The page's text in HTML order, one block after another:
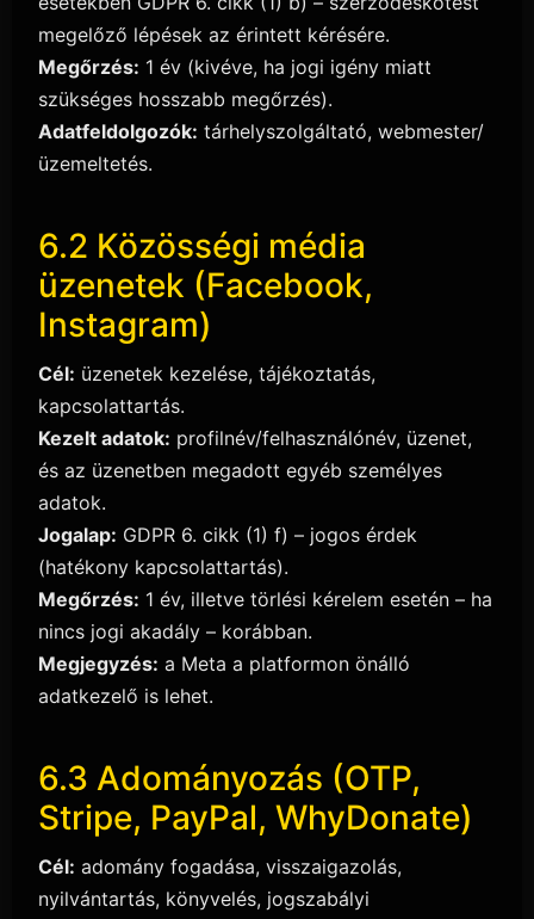
megelőző lépések az érintett kérésére.
Megőrzés: 1 év (kivéve, ha jogi igény miatt
szükséges hosszabb megőrzés).
Adatfeldolgozók: tárhelyszolgáltató, webmester/
üzemeltetés.
6.2 Közösségi média
üzenetek (Facebook,
Instagram)
Cél: üzenetek kezelése, tájékoztatás,
kapcsolattartás.
Kezelt adatok: profilnév/felhasználónév, üzenet,
és az üzenetben megadott egyéb személyes
adatok.
Jogalap: GDPR 6. cikk (1) f) – jogos érdek
(hatékony kapcsolattartás).
Megőrzés: 1 év, illetve törlési kérelem esetén – ha
nincs jogi akadály – korábban.
Megjegyzés: a Meta a platformon önálló
adatkezelő is lehet.
6.3 Adományozás (OTP,
Stripe, PayPal, WhyDonate)
Cél: adomány fogadása, visszaigazolás,
nyilvántartás, könyvelés, jogszabályi